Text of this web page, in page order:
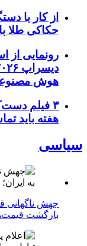
از کار با
حکاکی طلا با
هوش
۳ فیلم
هفته باید
سیاسی
جهش ناگهانی
بازگشت